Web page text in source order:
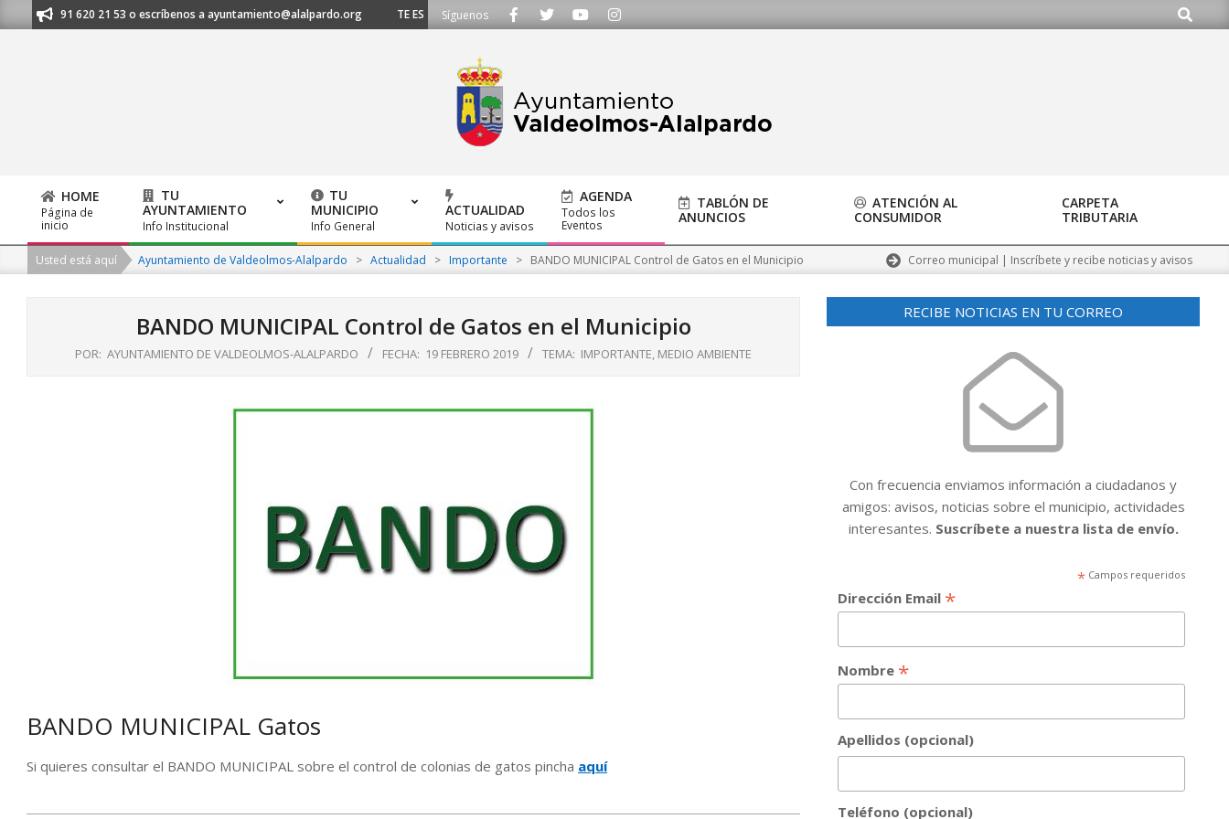
to
al 91 620 21 53 o escríbenos a ayuntamiento@alalpardo.org TE ESCUCHAMOS - Llámanos al 91 620 21 53 o escríbenos a ayuntamiento@alalpardo.org
Síguenos Buscar
Primary
Navigation
Menu
HOME
Página de
inicio
TU
AYUNTAMIENTO
Info Institucional
TU
MUNICIPIO
Info General
ACTUALIDAD
Noticias y avisos
AGENDA
Todos los
Eventos
TABLÓN DE
ANUNCIOS
ATENCIÓN AL
CONSUMIDOR
CARPETA
TRIBUTARIA
Usted está aquí Ayuntamiento de Valdeolmos-Alalpardo > Actualidad > Importante > BANDO MUNICIPAL Control de Gatos en el Municipio Correo municipal | Inscríbete y recibe noticias y avisos
BANDO MUNICIPAL Control de Gatos en el Municipio
POR: AYUNTAMIENTO DE VALDEOLMOS-ALALPARDO FECHA: 19 FEBRERO 2019 TEMA: IMPORTANTE, MEDIO AMBIENTE
BANDO MUNICIPAL Gatos
Si quieres consultar el BANDO MUNICIPAL sobre el control de colonias de gatos pincha aquí
RECIBE NOTICIAS EN TU CORREO
Con frecuencia enviamos información a ciudadanos y
amigos: avisos, noticias sobre el municipio, actividades
interesantes. Suscríbete a nuestra lista de envío.
* Campos requeridos
Dirección Email *
Nombre *
Apellidos (opcional)
Teléfono (opcional)